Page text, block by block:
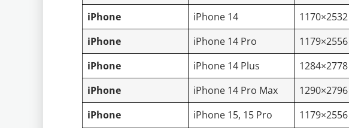
iPhone iPhone 14
iPhone
iPhone 14 Pro
iPhone
iPhone 14 Plus
iPhone
iPhone 14 Pro Max
iPhone
iPhone 15, 15 Pro